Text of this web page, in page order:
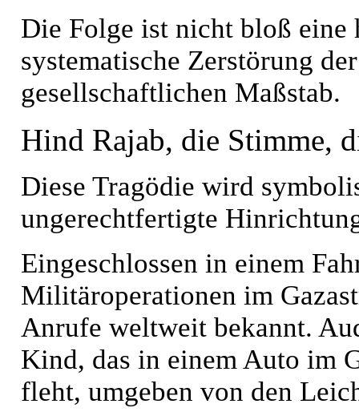
Die Folge ist nicht bloß eine
systematische Zerstörung
gesellschaftlichen Maßstab.
Hind Rajab, die Stimme,
Diese Tragödie wird
ungerechtfertigte
Eingeschlossen in einem
Militäroperationen im
Anrufe weltweit bekannt.
Kind, das in einem Auto im
fleht, umgeben von den